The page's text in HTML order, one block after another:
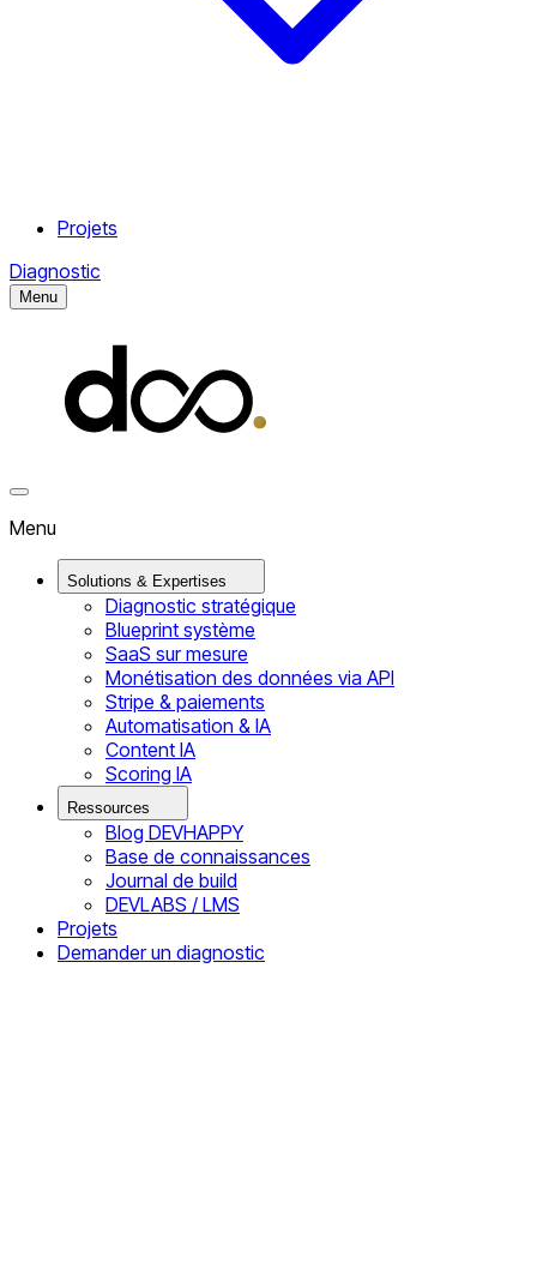
Projets
Diagnostic
Menu
Menu
Solutions & Expertises
Diagnostic stratégique
Blueprint système
SaaS sur mesure
Monétisation des données via API
Stripe & paiements
Automatisation & IA
Content IA
Scoring IA
Ressources
Blog DEVHAPPY
Base de connaissances
Journal de build
DEVLABS / LMS
Projets
Demander un diagnostic